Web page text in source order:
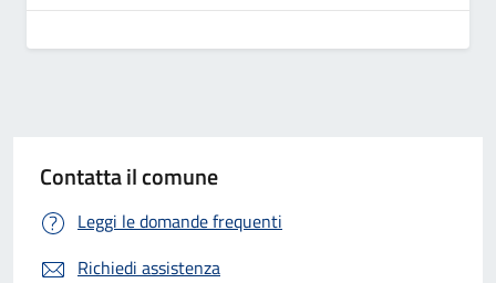
Contatta il comune
Leggi le domande frequenti
Richiedi assistenza